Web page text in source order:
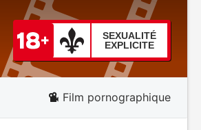
SEXUALITÉ
EXPLICITE
Film pornographique